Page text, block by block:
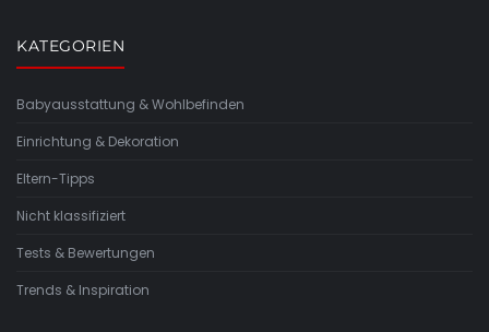
KATEGORIEN
Babyausstattung & Wohlbefinden
Einrichtung & Dekoration
Eltern-Tipps
Nicht klassifiziert
Tests & Bewertungen
Trends & Inspiration